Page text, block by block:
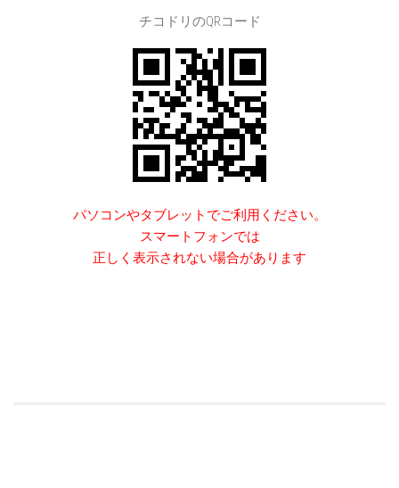
チコドリのQRコード
パソコンやタブレットでご利用ください。
スマートフォンでは
正しく表示されない場合があります